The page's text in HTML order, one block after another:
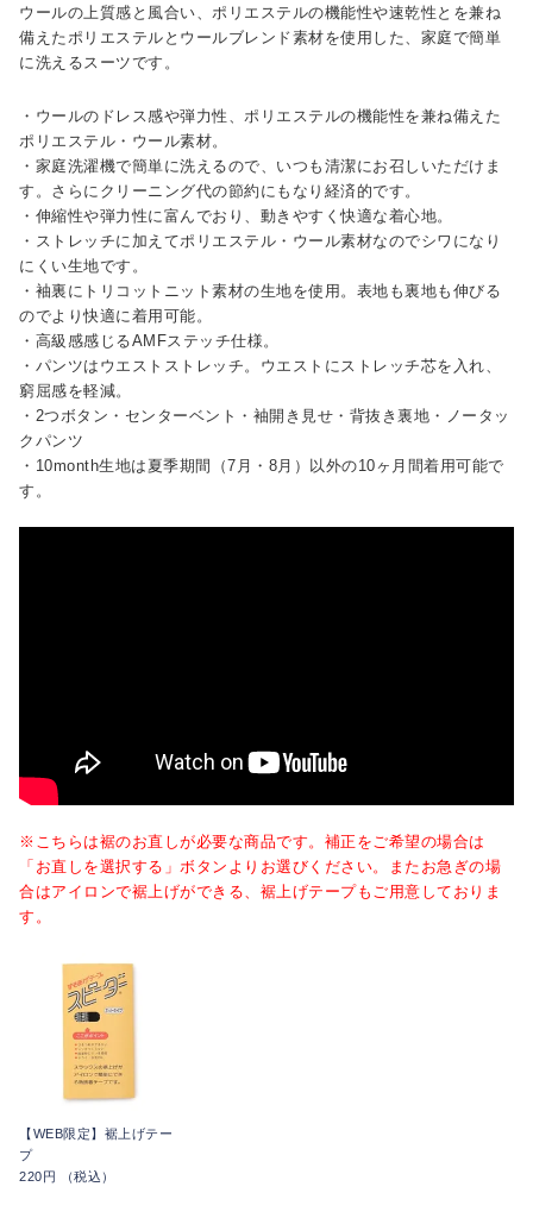
ウールの上質感と風合い、ポリエステルの機能性や速乾性とを兼ね
備えたポリエステルとウールブレンド素材を使用した、家庭で簡単
に洗えるスーツです。
・ウールのドレス感や弾力性、ポリエステルの機能性を兼ね備えた
ポリエステル・ウール素材。
・家庭洗濯機で簡単に洗えるので、いつも清潔にお召しいただけま
す。さらにクリーニング代の節約にもなり経済的です。
・伸縮性や弾力性に富んでおり、動きやすく快適な着心地。
・ストレッチに加えてポリエステル・ウール素材なのでシワになり
にくい生地です。
・袖裏にトリコットニット素材の生地を使用。表地も裏地も伸びる
のでより快適に着用可能。
・高級感感じるAMFステッチ仕様。
・パンツはウエストストレッチ。ウエストにストレッチ芯を入れ、
窮屈感を軽減。
・2つボタン・センターベント・袖開き見せ・背抜き裏地・ノータッ
クパンツ
・10month生地は夏季期間（7月・8月）以外の10ヶ月間着用可能で
す。
※こちらは裾のお直しが必要な商品です。補正をご希望の場合は
「お直しを選択する」ボタンよりお選びください。またお急ぎの場
合はアイロンで裾上げができる、裾上げテープもご用意しておりま
す。
【WEB限定】裾上げテー
プ
220円 （税込）